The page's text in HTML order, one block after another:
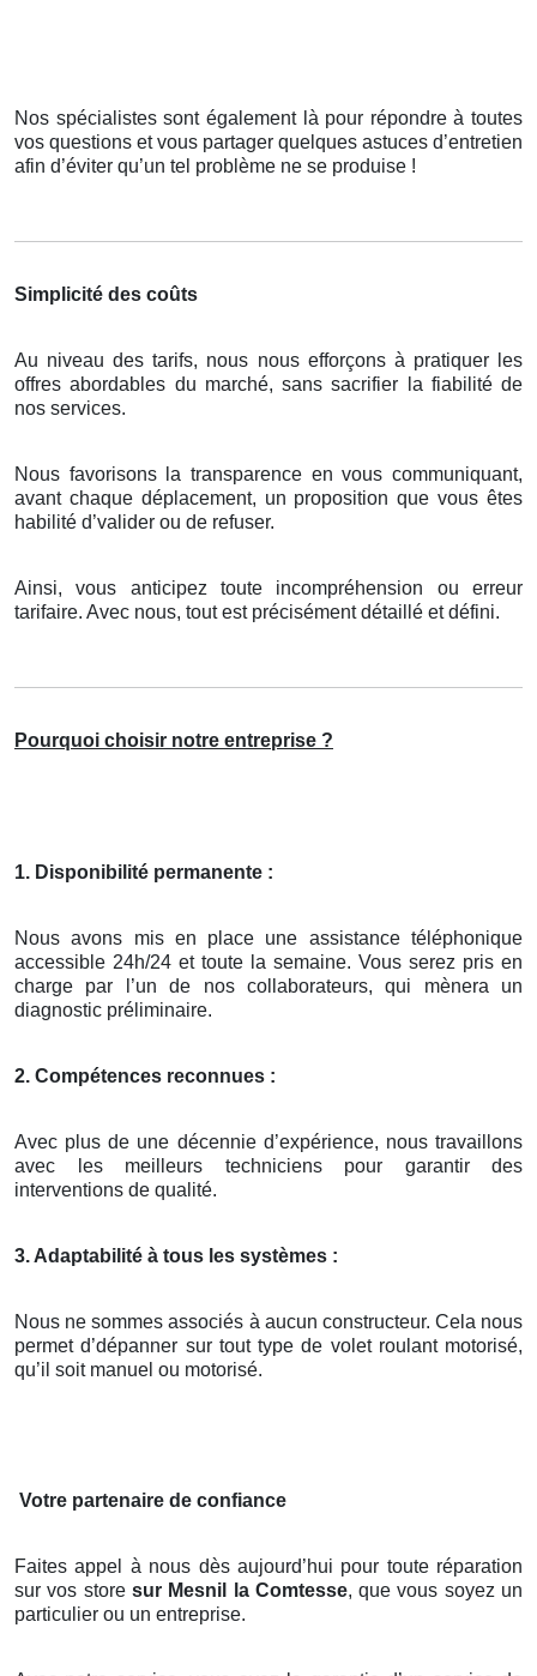
Nos spécialistes sont également là pour répondre à toutes
vos questions et vous partager quelques astuces d’entretien
afin d’éviter qu’un tel problème ne se produise !
Simplicité des coûts
Au niveau des tarifs, nous nous efforçons à pratiquer les
offres abordables du marché, sans sacrifier la fiabilité de
nos services.
Nous favorisons la transparence en vous communiquant,
avant chaque déplacement, un proposition que vous êtes
habilité d’valider ou de refuser.
Ainsi, vous anticipez toute incompréhension ou erreur
tarifaire. Avec nous, tout est précisément détaillé et défini.
Pourquoi choisir notre entreprise ?
1. Disponibilité permanente :
Nous avons mis en place une assistance téléphonique
accessible 24h/24 et toute la semaine. Vous serez pris en
charge par l’un de nos collaborateurs, qui mènera un
diagnostic préliminaire.
2. Compétences reconnues :
Avec plus de une décennie d’expérience, nous travaillons
avec les meilleurs techniciens pour garantir des
interventions de qualité.
3. Adaptabilité à tous les systèmes :
Nous ne sommes associés à aucun constructeur. Cela nous
permet d’dépanner sur tout type de volet roulant motorisé,
qu’il soit manuel ou motorisé.
Votre partenaire de confiance
Faites appel à nous dès aujourd’hui pour toute réparation
sur vos store sur Mesnil la Comtesse, que vous soyez un
particulier ou un entreprise.